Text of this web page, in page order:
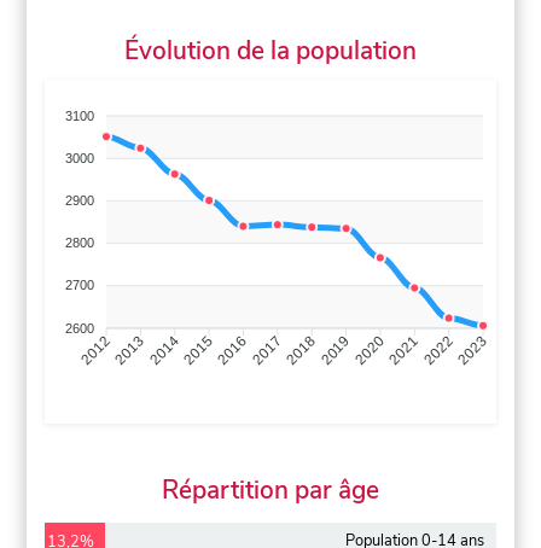
Évolution de la population
3100
3000
2900
2800
2700
2600
201220132014201520162017 20182019 2020202120222023
Répartition par âge
13,2% Population 0-14 ans